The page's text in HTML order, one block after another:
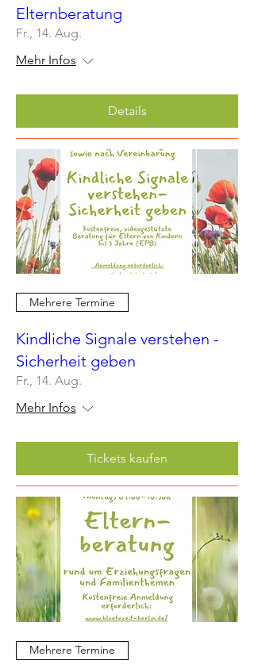
Elternberatung
Fr., 14. Aug.
Mehr Infos
Details
Mehrere Termine
Kindliche Signale verstehen -
Sicherheit geben
Fr., 14. Aug.
Mehr Infos
Tickets kaufen
Mehrere Termine